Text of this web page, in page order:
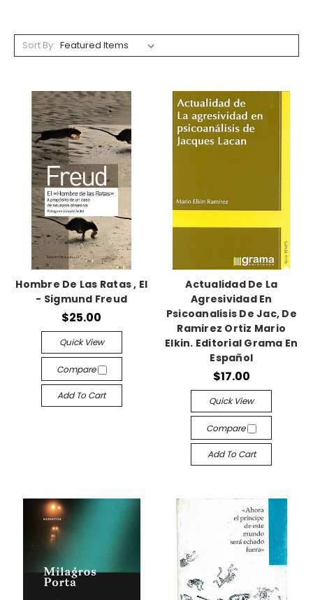
Sort By:
Hombre De Las Ratas , El
- Sigmund Freud
$25.00
Quick View
Compare
Add To Cart
Actualidad De La
Agresividad En
Psicoanalisis De Jac, De
Ramirez Ortiz Mario
Elkin. Editorial Grama En
Español
$17.00
Quick View
Compare
Add To Cart